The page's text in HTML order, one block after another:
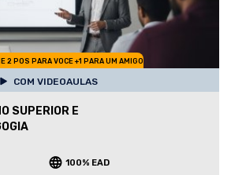
2 POS PARA VOCE +1 PARA UM AMIGO
COM VIDEOAULAS
SUPERIOR E
100% EAD